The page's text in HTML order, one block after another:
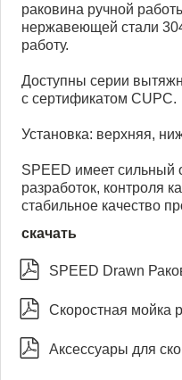
раковина ручной
нержавеющей стали
работу.
Доступны серии
с сертификатом CUPC.
Установка: верхняя,
SPEED имеет сильный
разработок, контроля
стабильное качество
скачать
 SPEED Drawn
 Скоростная мойка
 Аксессуары для